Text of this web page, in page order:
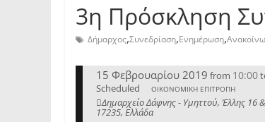
3η Πρόσκληση
Δήμαρχος,Συνεδρίαση,Ενημέρωση,
15 Φεβρουαρίου 2019 from 10:00
Scheduled ΟΙΚΟΝΟΜΙΚΗ ΕΠΙΤΡΟΠΗ
Δημαρχείο Δάφνης - Υμηττού, Έλλης 16
17235, Ελλάδα